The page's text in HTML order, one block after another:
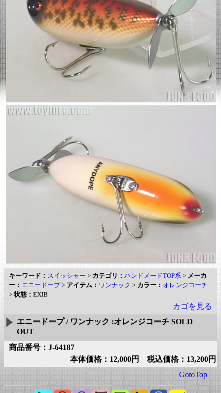
キーワード： スイッシャー > カテゴリ： ハンドメードTOP系 > メーカ
ー： エニードープ> アイテム： ワンナック > カラー： オレンジコーチ
>状態： EXIB
カゴを見る
エニードープ / ワンナック :オレンジコーチ SOLD
OUT
商品番号：J-64187
本体価格：12,000円 税込価格：13,200円
GotoTop